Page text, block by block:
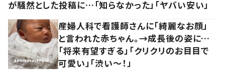
が騒然とした投稿に…「知らなかった」「ヤバい安い」
産婦人科で看護師さんに「綺麗なお顔」
と言われた赤ちゃん。→成長後の姿に…
「将来有望すぎる」「クリクリのお目目で
可愛い」「渋い～！」